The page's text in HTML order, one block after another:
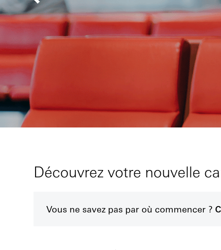
Découvrez votre nouvelle
Vous ne savez pas par où commencer ?